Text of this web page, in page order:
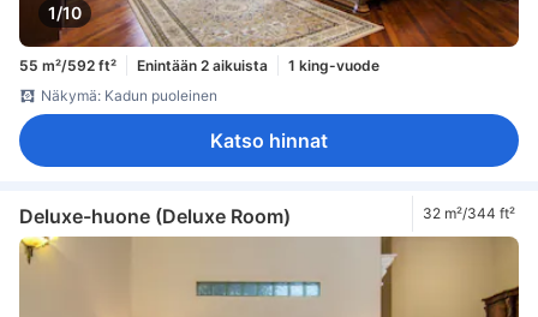
1/10
55 m²/592 ft² Enintään 2 aikuista
1 king-vuode
Näkymä: Kadun puoleinen
Katso hinnat
Deluxe-huone (Deluxe Room) 32 m²/344 ft²